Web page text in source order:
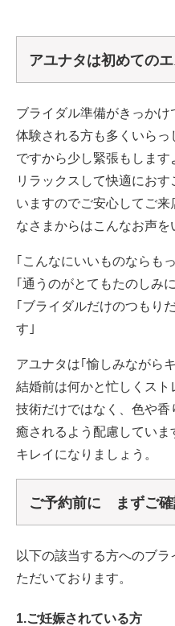
アユナタは初めての
ブライダル準備がきっか
体験される方も多くいらっ
ですから少し緊張もしま
リラックスして快適にお
いますのでご安心してご
なさまからはこんなお声を
｢こんなにいいものならも
｢通うのがとてもたのしみ
｢ブライダルだけのつもり
す｣
アユナタは｢愉しみながら
結婚前は何かと忙しくス
技術だけではなく、色や
癒されるよう配慮してい
キレイになりましょう。
ご予約前に まずご確
以下の該当する方へのブ
ただいております。
1.ご妊娠されている方